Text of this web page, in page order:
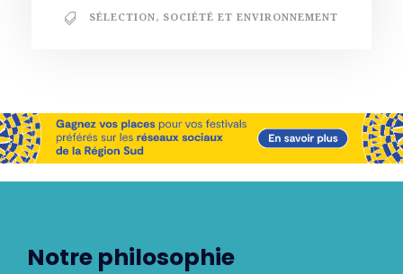
SÉLECTION, SOCIÉTÉ ET ENVIRONNEMENT
Notre philosophie